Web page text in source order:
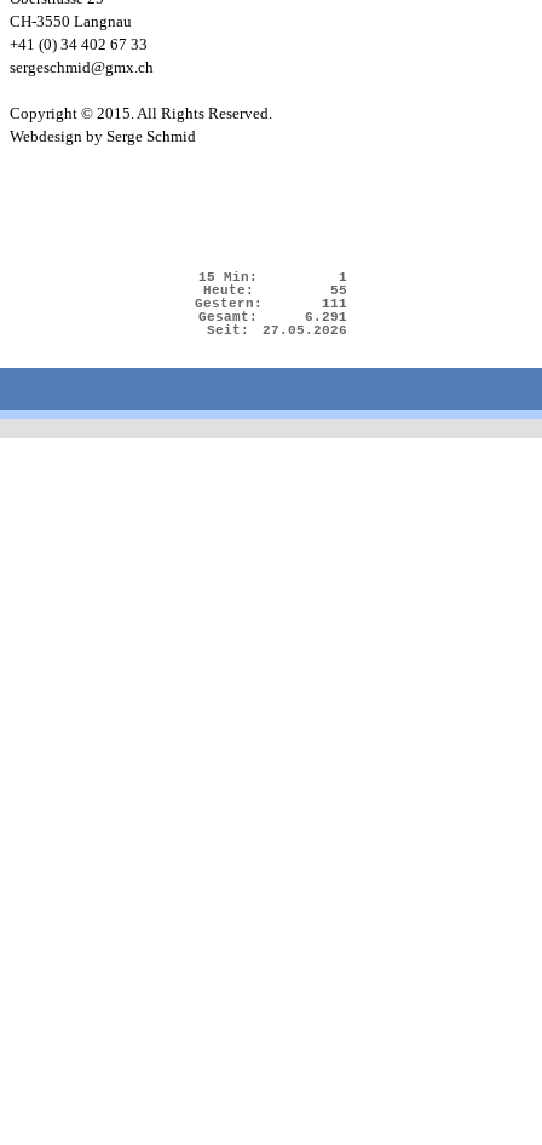
CH-3550 Langnau
+41 (0) 34 402 67 33
sergeschmid@gmx.ch
Copyright © 2015. All Rights Reserved.
Webdesign by Serge Schmid
15 Min:
1
Heute:
55
Gestern:
111
Gesamt:
6.291
Seit:
27.05.2026